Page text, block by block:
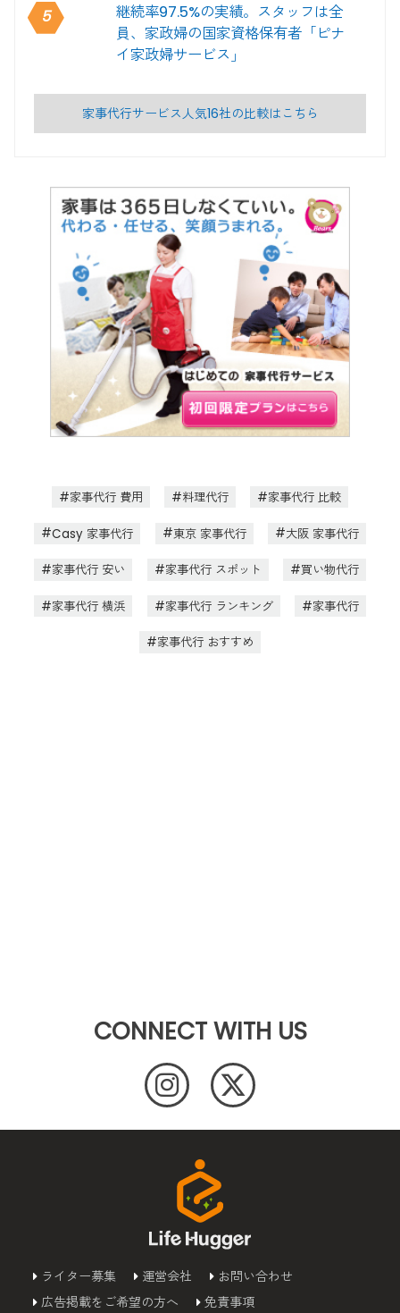
5
継続率97.5%の実績。スタッフは全
員、家政婦の国家資格保有者「ピナ
イ家政婦サービス」
家事代行サービス人気16社の比較はこちら
家事代行 費用 料理代行 家事代行 比較
Casy 家事代行 東京 家事代行 大阪 家事代行
家事代行 安い 家事代行 スポット 買い物代行
家事代行 横浜 家事代行 ランキング 家事代行
家事代行 おすすめ
CONNECT WITH US
ライター募集 運営会社
お問い合わせ
広告掲載をご希望の方へ
免責事項